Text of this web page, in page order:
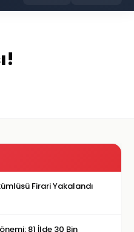
Firari Yakalandı
81 İlde 30 Bin